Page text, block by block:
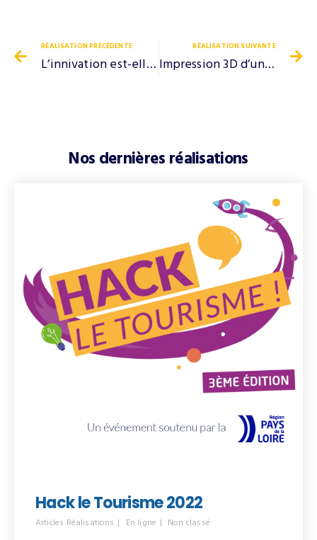
RÉALISATION PRÉCÉDENTE
L’innivation est-elle plus qu’un bosteur de vente ?
RÉALISATION SUIVANTE
Impression 3D d’une carotte
Nos dernières réalisations
Hack le Tourisme 2022
Articles Réalisations En ligne Non classé